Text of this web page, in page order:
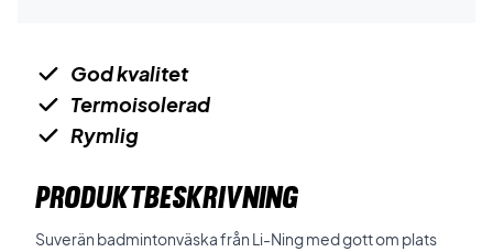
God kvalitet
Termoisolerad
Rymlig
PRODUKTBESKRIVNING
Suverän badmintonväska från Li-Ning med gott om plats